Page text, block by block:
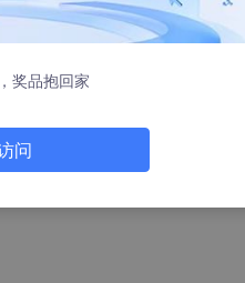
限的解码阶段，以及状态化
task agentic RL )训练的
赖关系而面临同步开销和资
基础设施上最大化多任务智
奖品抱回家
问